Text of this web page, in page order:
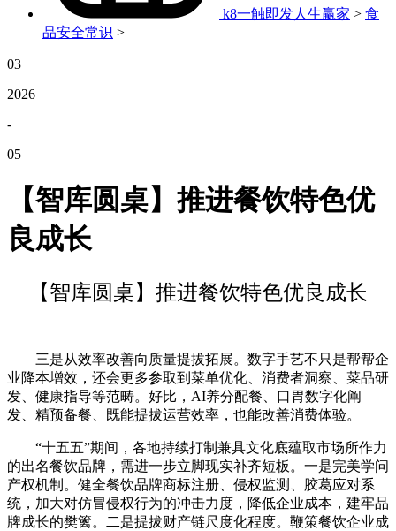
k8一触即发人生赢家 > 食
品安全常识 >
03
2026
-
05
【智库圆桌】推进餐饮特色优
良成长
【智库圆桌】推进餐饮特色优良成长
三是从效率改善向质量提拔拓展。数字手艺不只是帮帮企
业降本增效，还会更多参取到菜单优化、消费者洞察、菜品研
发、健康指导等范畴。好比，AI养分配餐、口胃数字化阐
发、精预备餐、既能提拔运营效率，也能改善消费体验。
“十五五”期间，各地持续打制兼具文化底蕴取市场所作力
的出名餐饮品牌，需进一步立脚现实补齐短板。一是完美学问
产权机制。健全餐饮品牌商标注册、侵权监测、胶葛应对系
统，加大对仿冒侵权行为的冲击力度，降低企业成本，建牢品
牌成长的樊篱。二是提拔财产链尺度化程度。鞭策餐饮企业成